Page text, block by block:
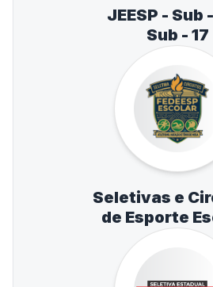
JEESP - Sub - 14 e
Sub - 17
Seletivas e
de Esporte
de
Natação e
Mesa